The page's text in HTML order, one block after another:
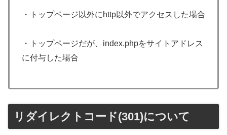
・トップページ以外にhttp以外でアクセスした場合
・トップページだが、index.phpをサイトアドレス
に付与した場合
リダイレクトコード(301)について